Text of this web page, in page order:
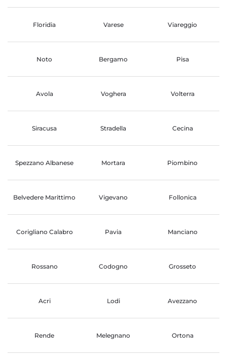
Floridia Varese Viareggio
Noto Bergamo Pisa
Avola Voghera Volterra
Siracusa Stradella Cecina
Spezzano Albanese Mortara Piombino
Belvedere Marittimo Vigevano Follonica
Corigliano Calabro Pavia Manciano
Rossano Codogno Grosseto
Acri Lodi Avezzano
Rende Melegnano Ortona